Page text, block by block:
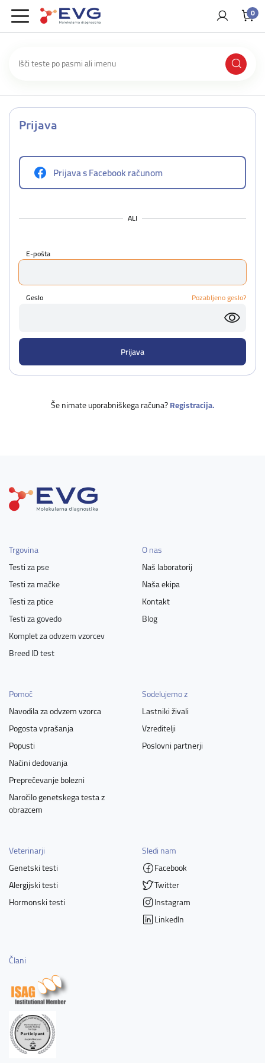
0
Prijava
Prijava s Facebook računom
ALI
E-pošta
Geslo Pozabljeno geslo?
Še nimate uporabniškega računa?Registracija.
Trgovina
Testi za pse
Testi za mačke
Testi za ptice
Testi za govedo
Komplet za odvzem vzorcev
Breed ID test
O nas
Naš laboratorij
Naša ekipa
Kontakt
Blog
Pomoč
Navodila za odvzem vzorca
Pogosta vprašanja
Popusti
Načini dedovanja
Preprečevanje bolezni
Naročilo genetskega testa z
obrazcem
Sodelujemo z
Lastniki živali
Vzreditelji
Poslovni partnerji
Veterinarji
Genetski testi
Alergijski testi
Hormonski testi
Sledi nam
Facebook
Twitter
Instagram
LinkedIn
Člani